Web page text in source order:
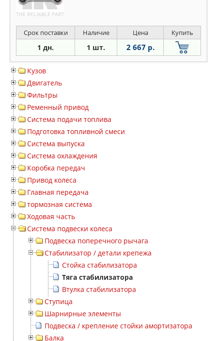
Срок поставки Наличие Цена Купить
1 дн. 1 шт. 2 667 р.
Кузов
Двигатель
Фильтры
Ременный привод
Система подачи топлива
Подготовка топливной смеси
Система выпуска
Система охлаждения
Коробка передач
Привод колеса
Главная передача
тормозная система
Ходовая часть
Система подвески колеса
Подвеска поперечного рычага
Стабилизатор / детали крепежа
Стойка стабилизатора
Тяга стабилизатора
Втулка стабилизатора
Ступица
Шарнирные элементы
Подвеска / крепление стойки амортизатора
Балка